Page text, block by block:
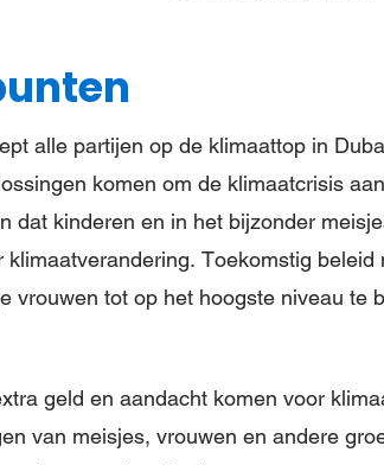
alle partijen op de klimaattop in
komen om de klimaatcrisis
dat kinderen en in het bijzonder
klimaatverandering. Toekomstig
vrouwen tot op het hoogste niveau te
geld en aandacht komen voor
van meisjes, vrouwen en andere